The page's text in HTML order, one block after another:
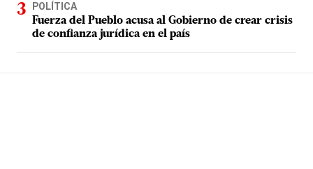
POLÍTICA
Fuerza del Pueblo acusa al Gobierno de crear crisis
de confianza jurídica en el país